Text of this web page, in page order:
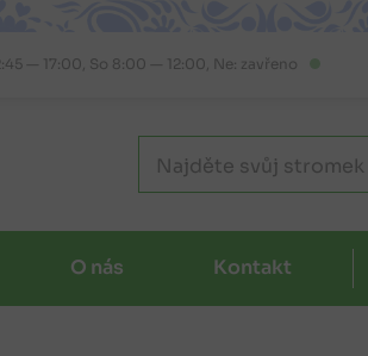
— 17:00, So 8:00 — 12:00, Ne: zavřeno
O nás Kontakt